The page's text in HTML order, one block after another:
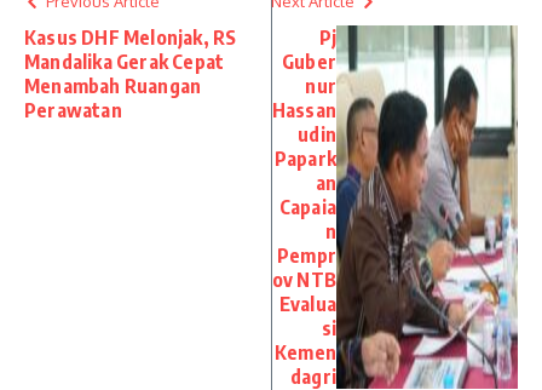
Kasus DHF Melonjak, RS
Mandalika Gerak Cepat
Menambah Ruangan
Perawatan
Pj
Guber
nur
Hassan
udin
Papark
an
Capaia
n
Pempr
ov NTB
Evalua
si
Kemen
dagri